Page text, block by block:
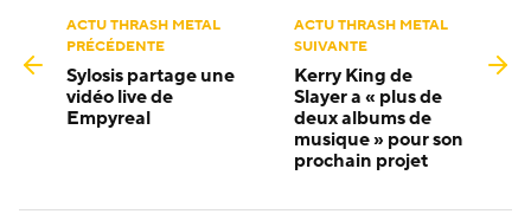
ACTU THRASH METAL
PRÉCÉDENTE
Sylosis partage une
vidéo live de
Empyreal
ACTU THRASH METAL
SUIVANTE
Kerry King de
Slayer a « plus de
deux albums de
musique » pour son
prochain projet